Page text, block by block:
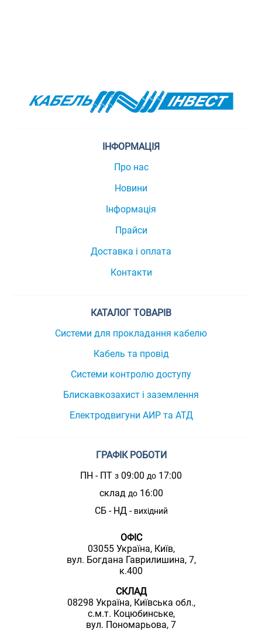
ІНФОРМАЦІЯ
Про нас
Новини
Інформація
Прайси
Доставка і оплата
Контакти
КАТАЛОГ ТОВАРІВ
Системи для прокладання кабелю
Кабель та провід
Системи контролю доступу
Блискавкозахист і заземлення
Електродвигуни АИР та АТД
ГРАФІК РОБОТИ
ПН - ПТ з 09:00 до 17:00
склад до16:00
СБ - НД - вихідний
ОФІС
03055 Україна, Київ,
вул. Богдана Гаврилишина, 7,
к.400
СКЛАД
08298 Україна, Київська обл.,
с.м.т. Коцюбинське,
вул. Пономарьова, 7